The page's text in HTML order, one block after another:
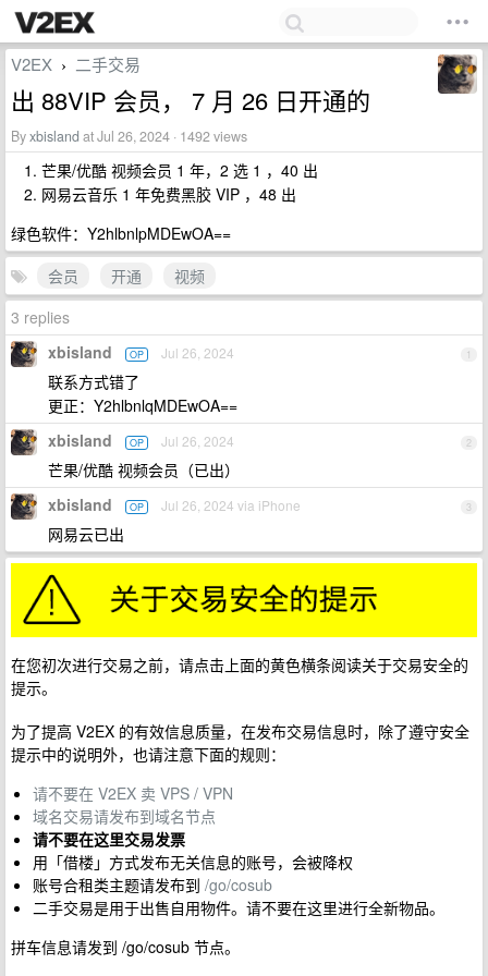
V2EX › 二手交易
出 88VIP 会员， 7 月 26 日开通的
Byxbisland at Jul 26, 2024 · 1492 views
芒果/优酷 视频会员 1 年，2 选 1 ，40 出
网易云音乐 1 年免费黑胶 VIP ，48 出
绿色软件：Y2hlbnlpMDEwOA==
会员
开通
视频
3 replies
1
xbisland OP Jul 26, 2024
联系方式错了
更正：Y2hlbnlqMDEwOA==
2
xbisland OP Jul 26, 2024
芒果/优酷 视频会员（已出）
3
xbisland OP Jul 26, 2024 via iPhone
网易云已出
在您初次进行交易之前，请点击上面的黄色横条阅读关于交易安全的
提示。
为了提高 V2EX 的有效信息质量，在发布交易信息时，除了遵守安全
提示中的说明外，也请注意下面的规则：
请不要在 V2EX 卖 VPS / VPN
域名交易请发布到域名节点
请不要在这里交易发票
用「借楼」方式发布无关信息的账号，会被降权
账号合租类主题请发布到 /go/cosub
二手交易是用于出售自用物件。请不要在这里进行全新物品。
拼车信息请发到 /go/cosub 节点。